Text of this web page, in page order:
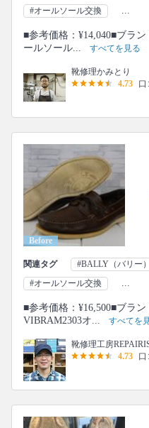
#オールソール交換
...
■参考価格：¥14,040■ブラ
ールソール...
すべてを見る
靴修理かみとり
4.73
口
Before
関連タグ #BALLY（バリー）
#オールソール交換
...
■参考価格：¥16,500■ブラ
VIBRAM2303オ...
すべてを
靴修理工房
4.73
口